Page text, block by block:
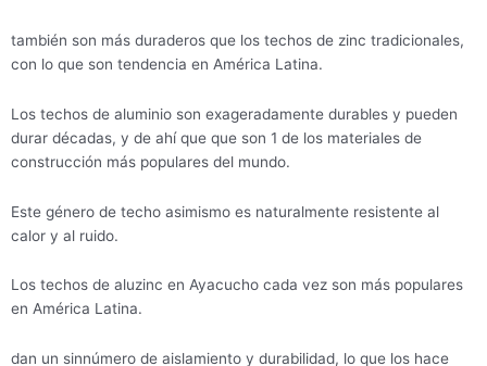
también son más duraderos que los techos de zinc tradicionales,
con lo que son tendencia en América Latina.
Los techos de aluminio son exageradamente durables y pueden
durar décadas, y de ahí que que son 1 de los materiales de
construcción más populares del mundo.
Este género de techo asimismo es naturalmente resistente al
calor y al ruido.
Los techos de aluzinc en Ayacucho cada vez son más populares
en América Latina.
dan un sinnúmero de aislamiento y durabilidad, lo que los hace